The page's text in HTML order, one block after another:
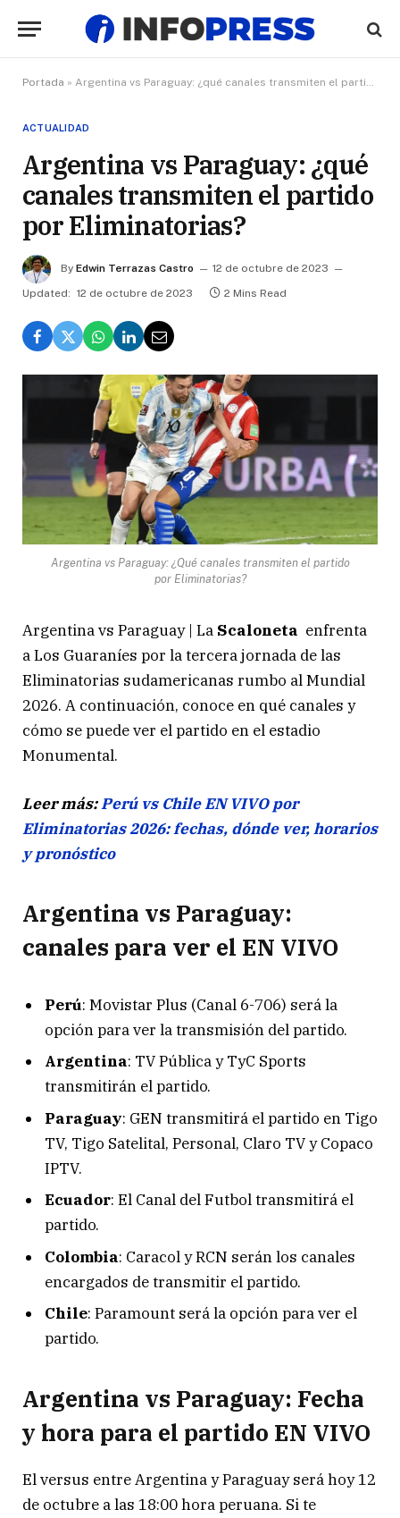
Portada » Argentina vs Paraguay: ¿qué canales transmiten el partido por Eliminatorias?
ACTUALIDAD
Argentina vs Paraguay: ¿qué
canales transmiten el partido
por Eliminatorias?
By Edwin Terrazas Castro
12 de octubre de 2023
Updated: 12 de octubre de 2023 2 Mins Read
Argentina vs Paraguay: ¿Qué canales transmiten el partido
por Eliminatorias?
Argentina vs Paraguay | La Scaloneta enfrenta
a Los Guaraníes por la tercera jornada de las
Eliminatorias sudamericanas rumbo al Mundial
2026. A continuación, conoce en qué canales y
cómo se puede ver el partido en el estadio
Monumental.
Leer más:Perú vs Chile EN VIVO por
Eliminatorias 2026: fechas, dónde ver, horarios
y pronóstico
Argentina vs Paraguay:
canales para ver el EN VIVO
Perú: Movistar Plus (Canal 6-706) será la
opción para ver la transmisión del partido.
Argentina: TV Pública y TyC Sports
transmitirán el partido.
Paraguay: GEN transmitirá el partido en Tigo
TV, Tigo Satelital, Personal, Claro TV y Copaco
IPTV.
Ecuador: El Canal del Futbol transmitirá el
partido.
Colombia: Caracol y RCN serán los canales
encargados de transmitir el partido.
Chile: Paramount será la opción para ver el
partido.
Argentina vs Paraguay: Fecha
y hora para el partido EN VIVO
El versus entre Argentina y Paraguay será hoy 12
de octubre a las 18:00 hora peruana. Si te